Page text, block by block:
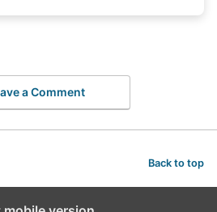
a Comment
Back to top